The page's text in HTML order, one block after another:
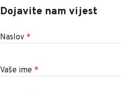
Dojavite nam vijest
Naslov *
Vaše ime *